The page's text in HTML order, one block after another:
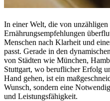
In einer Welt, die von
Ernährungsempfehlungen
Menschen nach Klarheit und
passt. Gerade in den
von Städten wie München,
Stuttgart, wo beruflicher Erfolg
Hand gehen, ist ein
Wunsch, sondern eine
und Leistungsfähigkeit.